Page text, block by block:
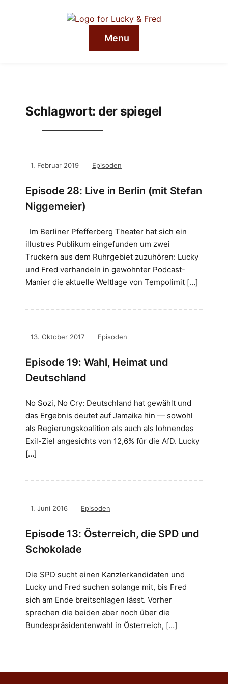
Menu
Schlagwort: der spiegel
1. Februar 2019 Episoden
Episode 28: Live in Berlin (mit Stefan
Niggemeier)
Im Berliner Pfefferberg Theater hat sich ein
illustres Publikum eingefunden um zwei
Truckern aus dem Ruhrgebiet zuzuhören: Lucky
und Fred verhandeln in gewohnter Podcast-
Manier die aktuelle Weltlage von Tempolimit […]
13. Oktober 2017 Episoden
Episode 19: Wahl, Heimat und
Deutschland
No Sozi, No Cry: Deutschland hat gewählt und
das Ergebnis deutet auf Jamaika hin — sowohl
als Regierungskoalition als auch als lohnendes
Exil-Ziel angesichts von 12,6% für die AfD. Lucky
[…]
1. Juni 2016 Episoden
Episode 13: Österreich, die SPD und
Schokolade
Die SPD sucht einen Kanzlerkandidaten und
Lucky und Fred suchen solange mit, bis Fred
sich am Ende breitschlagen lässt. Vorher
sprechen die beiden aber noch über die
Bundespräsidentenwahl in Österreich, […]